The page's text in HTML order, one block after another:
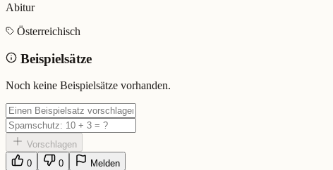
Matura (Österreichisch)
Bedeutung: Abitur
Eingereicht von: Mundwerk Team
Abitur
Österreichisch
Beispielsätze
Noch keine Beispielsätze vorhanden.
Vorschlagen
0
0 Melden